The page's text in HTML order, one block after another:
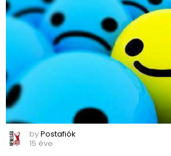
byPostafiók
15 éve